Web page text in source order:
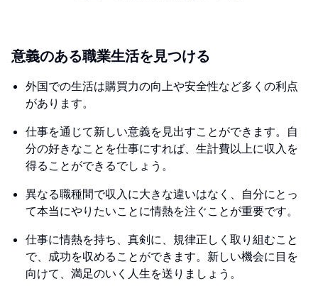
意義のある職業生活を見つける
外国での生活は購買力の向上や安全性など多くの利点
があります。
仕事を通じて新しい意義を見出すことができます。自
分の好きなことを仕事にすれば、生計費以上に収入を
得ることができるでしょう。
異なる職種間で収入に大きな違いはなく、自分にとっ
て本当にやりたいことに情熱を注ぐことが重要です。
仕事に情熱を持ち、真剣に、規律正しく取り組むこと
で、成功を収めることができます。新しい機会に目を
向けて、満足のいく人生を送りましょう。